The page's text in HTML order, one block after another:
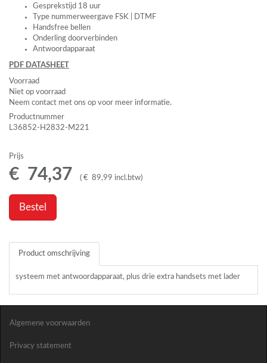
Gesprekstijd 18 uur
Type nummerweergave FSK
DTMF
Handsfree bellen
Onderling doorverbinden
Antwoordapparaat
PDF DATASHEET
Voorraad
Niet op voorraad
Neem contact met ons op voor meer informatie.
Productnummer
L36852-H2832-M221
Prijs
€ 74,37 ( € 89,99 incl.btw)
Bestel
Product omschrijving
systeem met antwoordapparaat, plus drie extra handsets met lader
Algemene voorwaarden
Privacy statement